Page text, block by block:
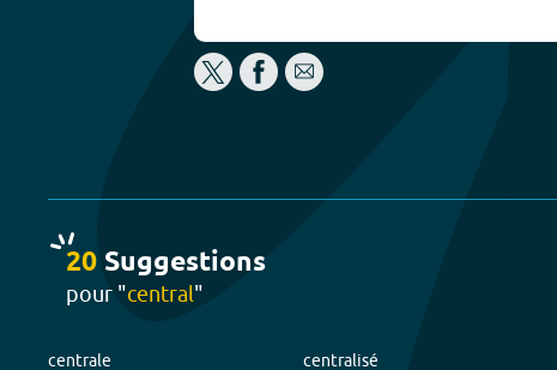
20 Suggestions
pour "central"
centrale
centralisé